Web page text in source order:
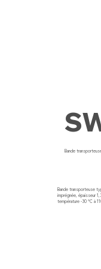
Bande
Bande transporteuse
imprégnée, épaisseur
température -30 °C à